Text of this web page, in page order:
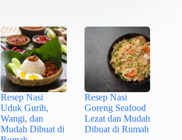
Resep Nasi
Uduk Gurih,
Wangi, dan
Mudah Dibuat di
Resep Nasi
Goreng Seafood
Lezat dan Mudah
Dibuat di Rumah